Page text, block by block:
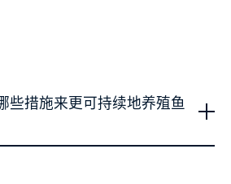
些措施来更可持续地养殖鱼